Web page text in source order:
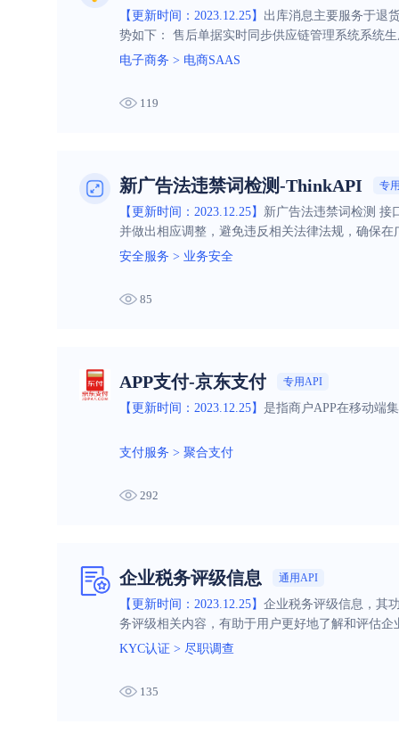
【更新时间：2023.12.25】 出库消息主要服务于退
势如下： 售后单据实时同步供应链管理系统系统
电子商务 > 电商SAAS
119
新广告法违禁词检测-ThinkAPI 专
【更新时间：2023.12.25】 新广告法违禁词检测 接
并做出相应调整，避免违反相关法律法规，确保
安全服务 > 业务安全
85
APP支付-京东支付 专用API
【更新时间：2023.12.25】 是指商户APP在移动端
支付服务 > 聚合支付
292
企业税务评级信息 通用API
【更新时间：2023.12.25】 企业税务评级信息，其
务评级相关内容，有助于用户更好地了解和评估企
KYC认证 > 尽职调查
135